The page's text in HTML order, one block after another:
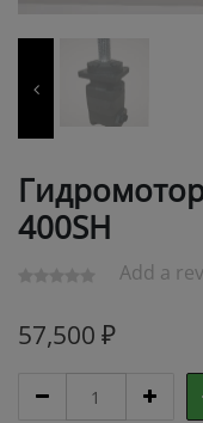
400SH
Add a
57,500 ₽
Гидромотор
M+S